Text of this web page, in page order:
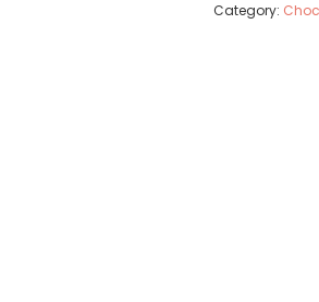
Category: